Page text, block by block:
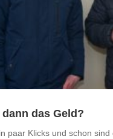
das Geld?
paar Klicks und schon sind